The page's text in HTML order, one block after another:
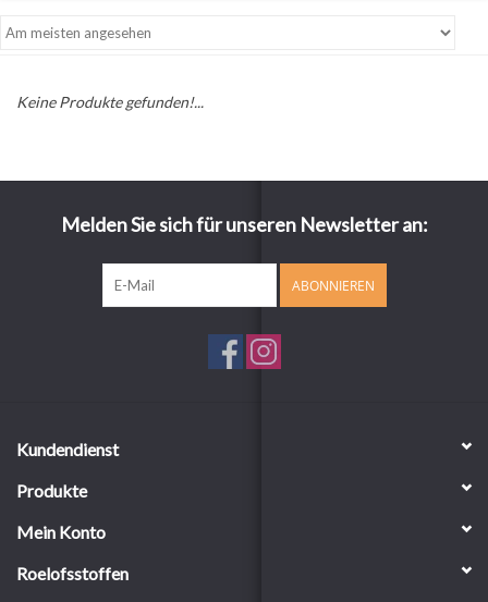
Keine Produkte gefunden!...
Melden Sie sich für unseren Newsletter an:
ABONNIEREN
Kundendienst
Produkte
Mein Konto
Roelofsstoffen